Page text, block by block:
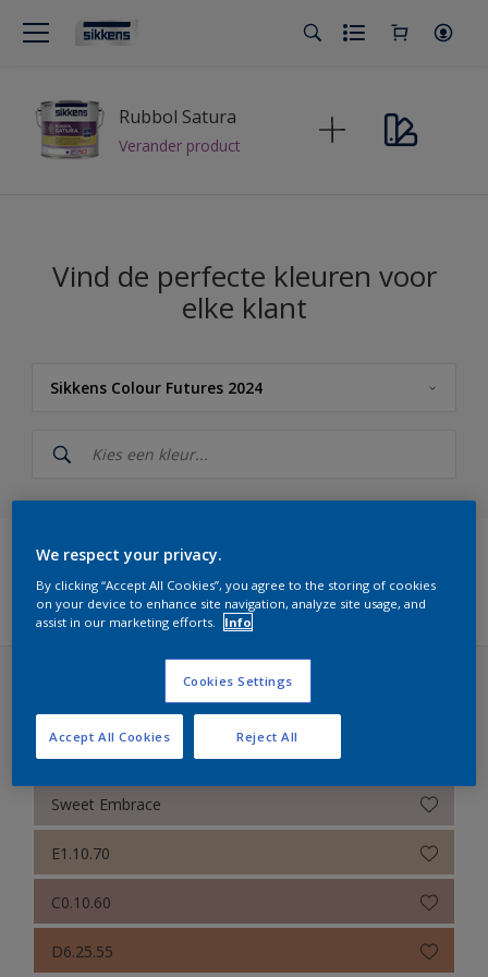
Rubbol Satura
Verander product
Vind de perfecte kleuren voor
elke klant
Sikkens Colour Futures 2024
Sikkens
Sikkens RIJKS Kleuren
Sikkens Authentieke Kleuren
Sikkens Modern Klassieke Kleuren
Sikkens 5051
Sikkens ACC naar RAL
Sikkens Kleurselectie Kleuren
Sikkens Kleurselectie Grijzen
Sikkens Gezondheidszorg
Filters
Sikkens Colour Futures 2024 (31 kleuren)
Een warm kleurverhaal
Sweet Embrace
E1.10.70
C0.10.60
D6.25.55
We respect your privacy.
By clicking “Accept All Cookies”, you agree to the storing of cookies
on your device to enhance site navigation, analyze site usage, and
assist in our marketing efforts.
Info
Cookies Settings
Reject All
Accept All Cookies